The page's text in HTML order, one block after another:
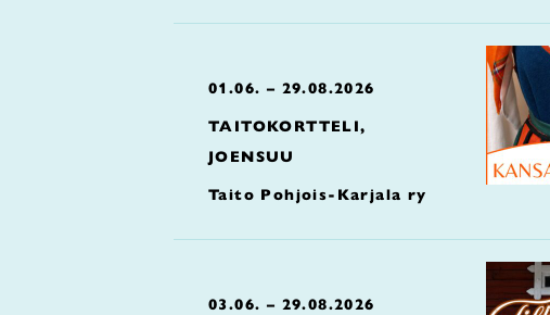
01.06. – 29.08.2026
TAITOKORTTELI,
JOENSUU
Taito Pohjois-Karjala ry
03.06. – 29.08.2026